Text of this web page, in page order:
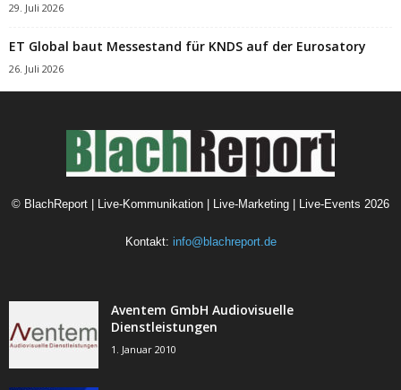
29. Juli 2026
ET Global baut Messestand für KNDS auf der Eurosatory
26. Juli 2026
© BlachReport | Live-Kommunikation | Live-Marketing | Live-Events 2026
Kontakt: info@blachreport.de
Aventem GmbH Audiovisuelle
Dienstleistungen
1. Januar 2010